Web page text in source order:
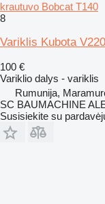
krautuvo Bobcat T140
8
Variklis Kubota
100 €
Variklio dalys - variklis
Rumunija,
SC BAUMACHINE
Susisiekite su